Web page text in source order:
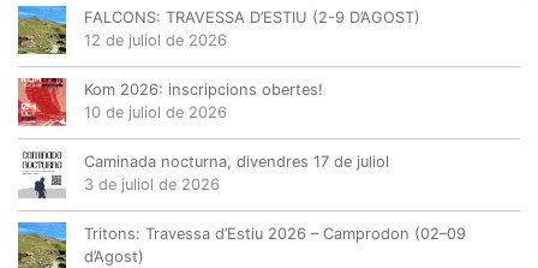
FALCONS: TRAVESSA D’ESTIU (2-9 D’AGOST)
12 de juliol de 2026
Kom 2026: inscripcions obertes!
10 de juliol de 2026
Caminada nocturna, divendres 17 de juliol
3 de juliol de 2026
Tritons: Travessa d’Estiu 2026 – Camprodon (02–09
d’Agost)